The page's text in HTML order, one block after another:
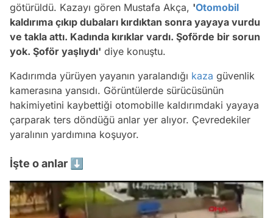
götürüldü. Kazayı gören Mustafa Akça, 'Otomobil
kaldırıma çıkıp dubaları kırdıktan sonra yayaya vurdu
ve takla attı. Kadında kırıklar vardı. Şoförde bir sorun
yok. Şoför yaşlıydı' diye konuştu.
Kadırımda yürüyen yayanın yaralandığı kaza güvenlik
kamerasına yansıdı. Görüntülerde sürücüsünün
hakimiyetini kaybettiği otomobille kaldırımdaki yayaya
çarparak ters döndüğü anlar yer alıyor. Çevredekiler
yaralının yardımına koşuyor.
İşte o anlar ⬇️